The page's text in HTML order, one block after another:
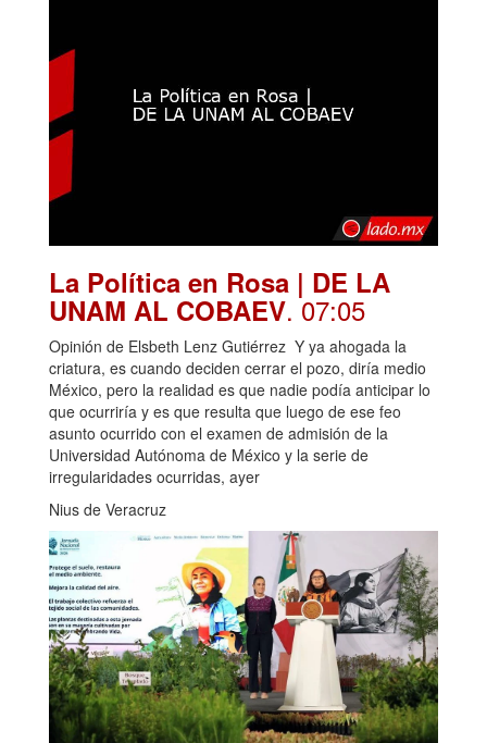
La Política en Rosa | DE LA
UNAM AL COBAEV. 07:05
Opinión de Elsbeth Lenz Gutiérrez Y ya ahogada la
criatura, es cuando deciden cerrar el pozo, diría medio
México, pero la realidad es que nadie podía anticipar lo
que ocurriría y es que resulta que luego de ese feo
asunto ocurrido con el examen de admisión de la
Universidad Autónoma de México y la serie de
irregularidades ocurridas, ayer
Nius de Veracruz